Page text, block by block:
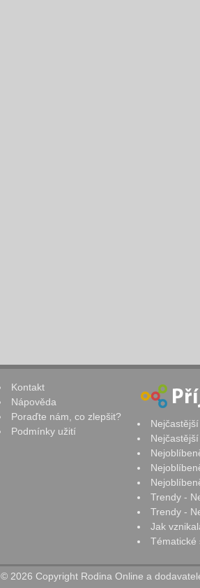
Kontakt
Nápověda
Poraďte nám, co zlepšit?
Podmínky užití
Trendy -
Trendy -
Jak
Tématické
© 2026 Copyright Rodina Online a